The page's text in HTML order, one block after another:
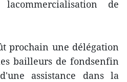
de
prochain une délégation
bailleurs de fondsenfin
assistance dans la